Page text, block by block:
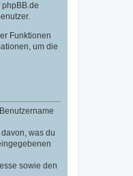
Funktionen
um die
was du
sowie den